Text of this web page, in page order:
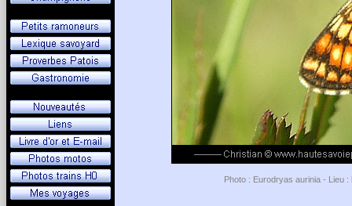
Photo : Eurodryas aurinia - Lieu